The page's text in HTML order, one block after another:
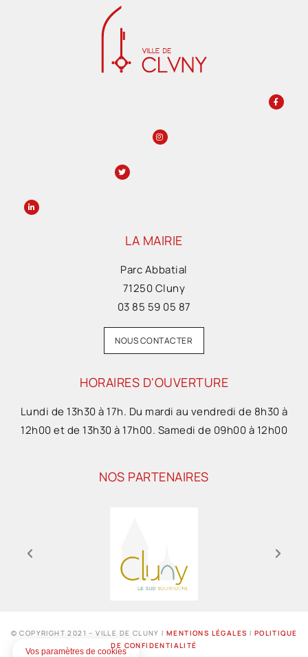
LA MAIRIE
Parc Abbatial
71250 Cluny
03 85 59 05 87
NOUS CONTACTER
HORAIRES D'OUVERTURE
Lundi de 13h30 à 17h. Du mardi au vendredi de 8h30 à
12h00 et de 13h30 à 17h00. Samedi de 09h00 à 12h00
NOS PARTENAIRES
© COPYRIGHT 2021 – VILLE DE CLUNY IMENTIONS LÉGALES I POLITIQUE
DE CONFIDENTIALITÉ